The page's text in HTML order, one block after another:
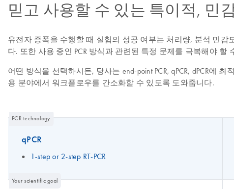
믿고 사용할 수 있는 특이적, 민
유전자 증폭을 수행할 때 실험의 성공 여부는 처리량, 분석 민
다. 또한 사용 중인 PCR 방식과 관련된 특정 문제를 극복해야 할
어떤 방식을 선택하시든, 당사는 end-point PCR, qPCR, dPCR
용 분야에서 워크플로우를 간소화할 수 있도록 도와줍니다.
PCR technology
qPCR
1-step or 2-step RT-PCR
Your scientific goal